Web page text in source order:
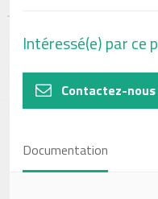
Intéressé(e) par ce
Contactez-nous
Documentation